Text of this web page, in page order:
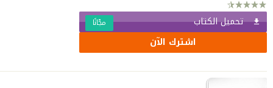
تحميل الكتاب مجّانًا
اشترك الآن